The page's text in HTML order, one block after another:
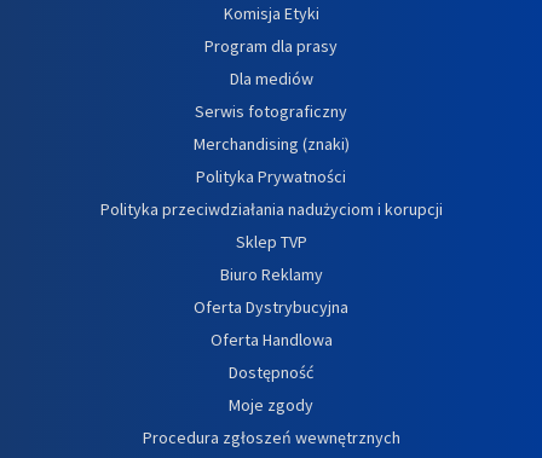
Komisja Etyki
Program dla prasy
Dla mediów
Serwis fotograficzny
Merchandising (znaki)
Polityka Prywatności
Polityka przeciwdziałania nadużyciom i korupcji
Sklep TVP
Biuro Reklamy
Oferta Dystrybucyjna
Oferta Handlowa
Dostępność
Moje zgody
Procedura zgłoszeń wewnętrznych